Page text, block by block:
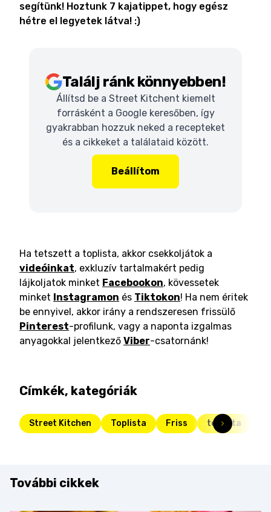
segítünk! Hoztunk 7 kajatippet, hogy egész
hétre el legyetek látva! :)
Találj ránk könnyebben!
Állítsd be a Street Kitchent kiemelt
forrásként a Google keresőben, így
gyakrabban hozzuk neked a recepteket
és a cikkeket a találataid között.
Beállítom
Ha tetszett a toplista, akkor csekkoljátok a
videóinkat, exkluzív tartalmakért pedig
lájkoljatok minket Facebookon, kövessetek
minket Instagramon és Tiktokon! Ha nem éritek
be ennyivel, akkor irány a rendszeresen frissülő
Pinterest-profilunk, vagy a naponta izgalmas
anyagokkal jelentkező Viber-csatornánk!
Címkék, kategóriák
Street Kitchen Toplista Friss toplista
További cikkek